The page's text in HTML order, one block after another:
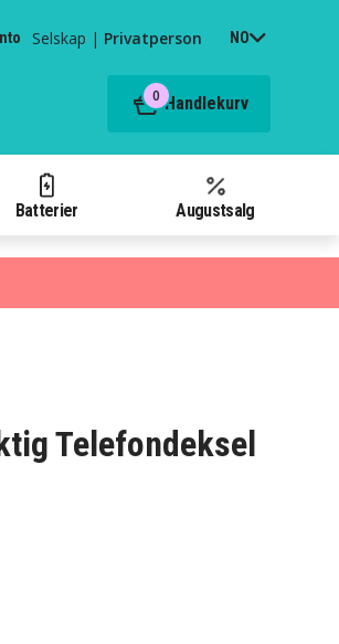
Selskap | Privatperson NO
0 Handlekurv
Batterier Augustsalg
Telefondeksel